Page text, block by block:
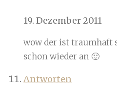
19. Dezember 2011
wow der ist traumhaft
schon wieder an 🙂
Antworten